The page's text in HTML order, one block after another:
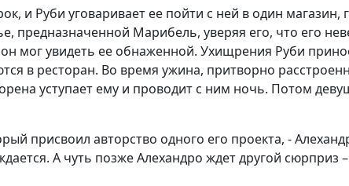
и Руби уговаривает ее пойти с ней в один
Марибель, уверяя его, что его
мог увидеть ее обнаженной. Ухищрения Руби
в ресторан. Во время ужина, притворно
уступает ему и проводит с ним ночь. Потом
присвоил авторство одного его проекта, -
А чуть позже Алехандро ждет другой сюрприз